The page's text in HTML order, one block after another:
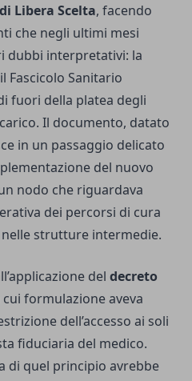
Libera Scelta, facendo
che negli ultimi mesi
dubbi interpretativi: la
Fascicolo Sanitario
fuori della platea degli
Il documento, datato
in un passaggio delicato
del nuovo
nodo che riguardava
dei percorsi di cura
strutture intermedie.
del decreto
cui formulazione aveva
dell’accesso ai soli
fiduciaria del medico.
di quel principio avrebbe